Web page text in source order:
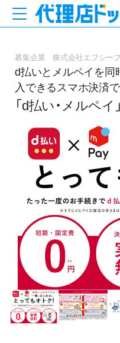
募集企業 株式会社エフシー
d払いとメルペイを同
入できるスマホ決済で
「d払い・メルペ